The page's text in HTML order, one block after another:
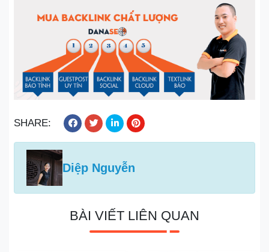
SHARE:
Diệp Nguyễn
BÀI VIẾT LIÊN QUAN